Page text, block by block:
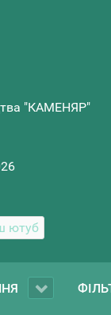
"КАМЕНЯР"
ютуб